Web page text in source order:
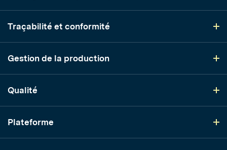
Traçabilité et conformité
Gestion de la production
Qualité
Plateforme